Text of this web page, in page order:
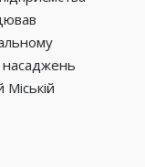
насаджень